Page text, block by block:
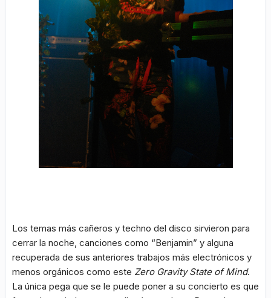
Los temas más cañeros y techno del disco sirvieron para
cerrar la noche, canciones como “Benjamin” y alguna
recuperada de sus anteriores trabajos más electrónicos y
menos orgánicos como este Zero Gravity State of Mind.
La única pega que se le puede poner a su concierto es que